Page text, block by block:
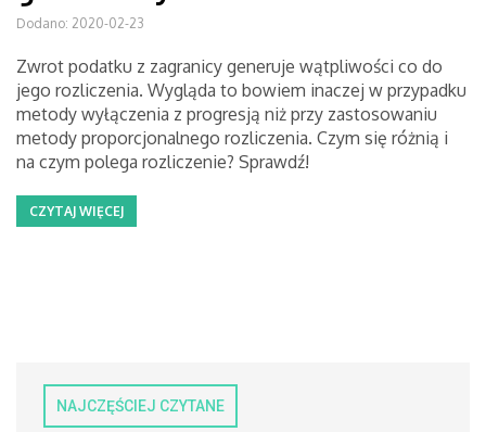
Dodano: 2020-02-23
Zwrot podatku z zagranicy generuje wątpliwości co do
jego rozliczenia. Wygląda to bowiem inaczej w przypadku
metody wyłączenia z progresją niż przy zastosowaniu
metody proporcjonalnego rozliczenia. Czym się różnią i
na czym polega rozliczenie? Sprawdź!
CZYTAJ WIĘCEJ
NAJCZĘŚCIEJ CZYTANE